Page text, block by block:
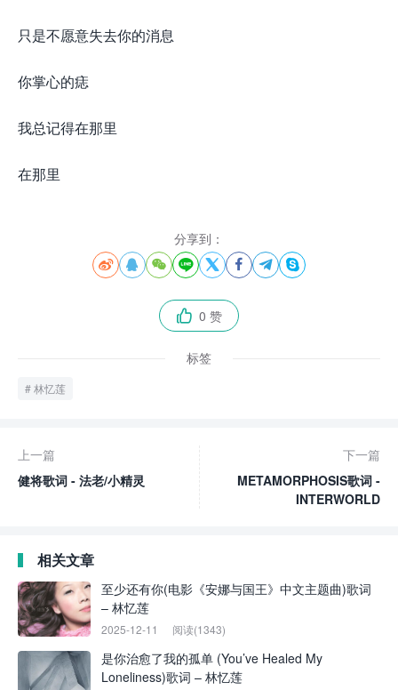
只是不愿意失去你的消息
你掌心的痣
我总记得在那里
在那里
分享到：
       
 0 赞
标签
林忆莲
上一篇
健将歌词 - 法老/小精灵
下一篇
METAMORPHOSIS歌词 -
INTERWORLD
相关文章
至少还有你(电影《安娜与国王》中文主题曲)歌词
– 林忆莲
2025-12-11 阅读(1343)
是你治愈了我的孤单 (You’ve Healed My
Loneliness)歌词 – 林忆莲